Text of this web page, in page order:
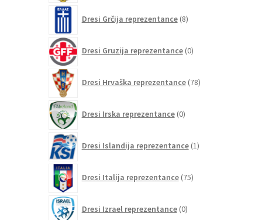
Dresi Grčija reprezentance 8izdelkov
Dresi Gruzija reprezentance 0izdelkov
Dresi Hrvaška reprezentance 78izdelkov
Dresi Irska reprezentance 0izdelkov
Dresi Islandija reprezentance 1izdelek
Dresi Italija reprezentance 75izdelkov
Dresi Izrael reprezentance 0izdelkov